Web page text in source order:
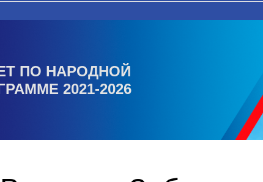
ПО НАРОДНОЙ
2021-2026